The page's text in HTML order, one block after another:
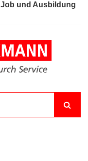
Job und Ausbildung